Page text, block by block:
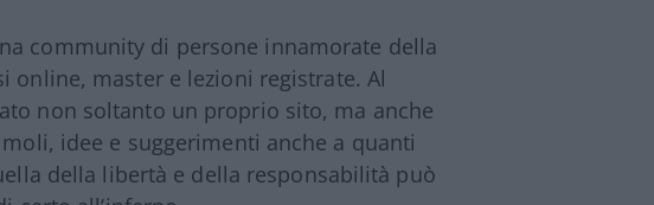
community di persone innamorate della
online, master e lezioni registrate. Al
non soltanto un proprio sito, ma anche
idee e suggerimenti anche a quanti
della libertà e della responsabilità può